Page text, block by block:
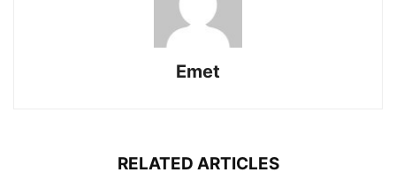
Emet
RELATED ARTICLES